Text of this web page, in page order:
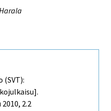
2010, 2.2